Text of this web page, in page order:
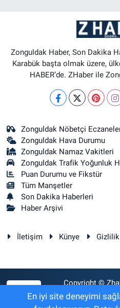
Zonguldak Haber, Son Dakika
Karabük başta olmak üzere,
HABER’de. ZHaber ile
Zonguldak Nöbetçi
Zonguldak Hava Durumu
Zonguldak Namaz Vakitleri
Zonguldak Trafik Yoğunluk
Puan Durumu ve Fikstür
Tüm Manşetler
Son Dakika Haberleri
Haber Arşivi
İletişim Künye
Copyright ©
En iyi site deneyimi